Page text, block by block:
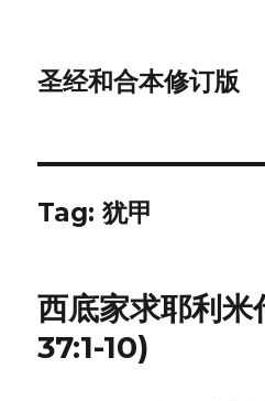
圣经和合本修订版
Tag: 犹甲
西底家求耶利米
37:1-10)